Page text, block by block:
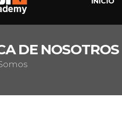
DE NOSOTROS